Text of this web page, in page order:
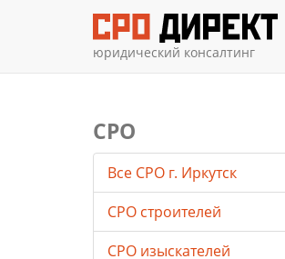
юридический консалтинг
СРО
Все СРО г. Иркутск
СРО строителей
СРО изыскателей